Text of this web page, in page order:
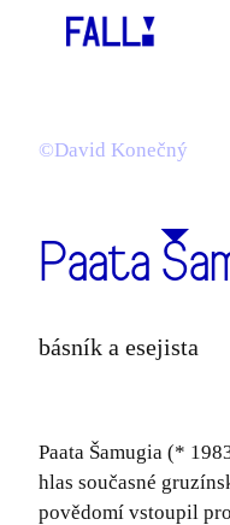
©David Konečný
Paata
básník a esejista
Paata Šamugia (*
hlas současné
povědomí vstoupil